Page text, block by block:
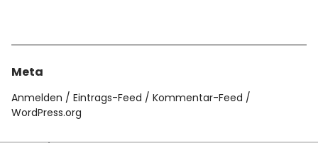
Meta
Anmelden Eintrags-Feed
Kommentar-Feed
WordPress.org